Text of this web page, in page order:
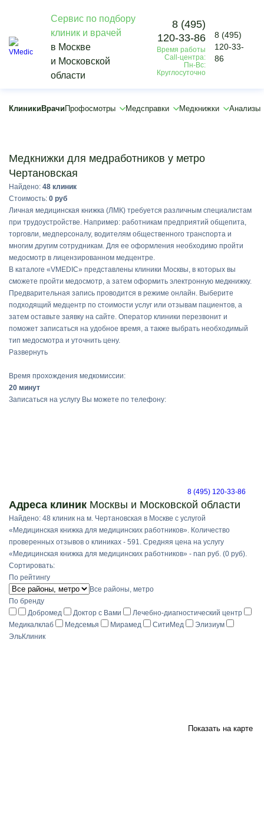
Сервис по подбору
клиник и врачей
в Москве
и Московской
области
8 (495)
120-33-86
Время работы
Call-центра:
Пн-Вс:
Круглосуточно
8 (495)
120-33-
86
Клиники Врачи Профосмотры Медсправки Медкнижки Анализы
×
×
Медкнижки для медработников у метро
Чертановская
Найдено: 48 клиник
Стоимость: 0 руб
Личная медицинская книжка (ЛМК) требуется различным специалистам
при трудоустройстве. Например: работникам предприятий общепита,
торговли, медперсоналу, водителям общественного транспорта и
многим другим сотрудникам. Для ее оформления необходимо пройти
медосмотр в лицензированном медцентре.
В каталоге «VMEDIC» представлены клиники Москвы, в которых вы
сможете пройти медосмотр, а затем оформить электронную медкнижку.
Предварительная запись проводится в режиме онлайн. Выберите
подходящий медцентр по стоимости услуг или отзывам пациентов, а
затем оставьте заявку на сайте. Оператор клиники перезвонит и
поможет записаться на удобное время, а также выбрать необходимый
тип медосмотра и уточнить цену.
Развернуть
Время прохождения медкомиссии:
20 минут
Записаться на услугу Вы можете по телефону:
8 (495) 120-33-86
Адреса клиник Москвы и Московской области
Найдено: 48 клиник на м. Чертановская в Москве с услугой
«Медицинская книжка для медицинских работников». Количество
проверенных отзывов о клиниках - 591. Средняя цена на услугу
«Медицинская книжка для медицинских работников» - nan руб. (0 руб).
Сортировать:
По рейтингу
Все районы, метро
По бренду
Добромед
Доктор с Вами
Лечебно-диагностический центр
Медикалклаб
Медсемья Мирамед СитиМед
Элизиум
ЭльКлиник
Показать на карте